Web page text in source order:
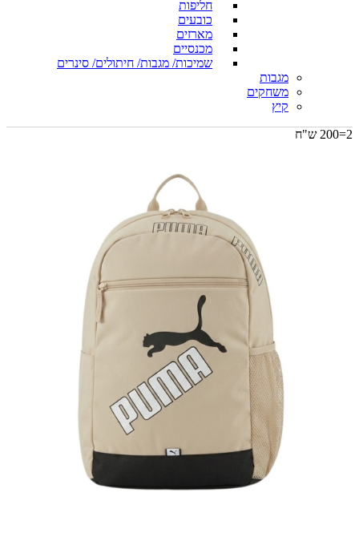
חליפות
כובעים
מארזים
מכנסיים
שמיכות/ מגבות/ חיתולים/ סינרים
מגבות
משחקים
קיץ
2=200 ש"ח